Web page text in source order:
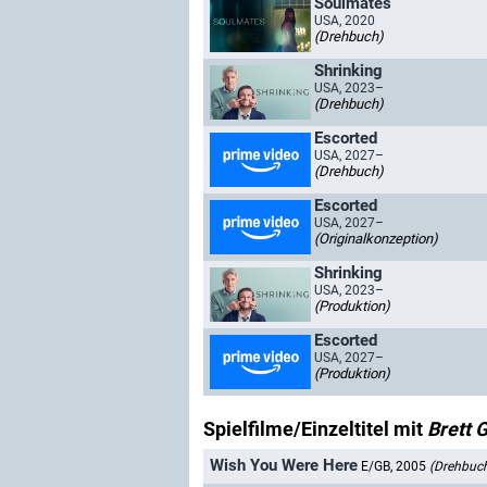
USA, 2020
(Drehbuch)
Shrinking
USA, 2023–
(Drehbuch)
Escorted
USA, 2027–
(Drehbuch)
Escorted
USA, 2027–
(Originalkonzeption)
Shrinking
USA, 2023–
(Produktion)
Escorted
USA, 2027–
(Produktion)
Spielfilme/Einzeltitel mit Brett
Wish You Were Here E/GB, 2005